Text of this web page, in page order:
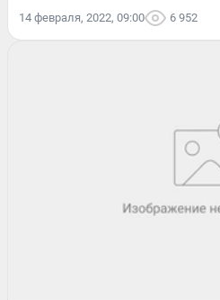
14 февраля, 2022, 09:00 6 952